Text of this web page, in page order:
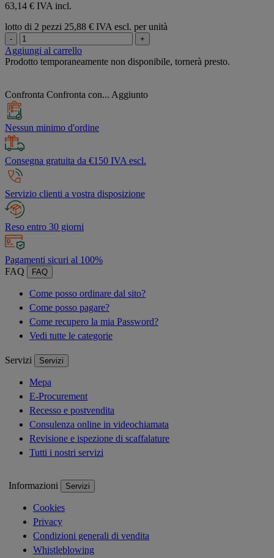
63,14 € IVA incl.
lotto di 2 pezzi 25,88 € IVA escl. per unità
- +
Aggiungi al carrello
Prodotto temporaneamente non disponibile, tornerà presto.
Confronta Confronta con... Aggiunto
Nessun minimo d'ordine
Consegna gratuita da €150 IVA escl.
Servizio clienti a vostra disposizione
Reso entro 30 giorni
Pagamenti sicuri al 100%
FAQ
FAQ
Come posso ordinare dal sito?
Come posso pagare?
Come recupero la mia Password?
Vedi tutte le categorie
Servizi Servizi
Mepa
E-Procurement
Recesso e postvendita
Consulenza online in videochiamata
Revisione e ispezione di scaffalature
Tutti i nostri servizi
Informazioni Servizi
Cookies
Privacy
Condizioni generali di vendita
Whistleblowing